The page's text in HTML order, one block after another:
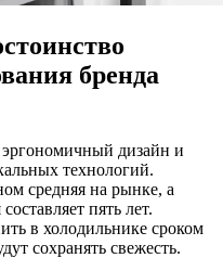
бренда
дизайн и
технологий.
средняя на рынке, а
пять лет.
в холодильнике сроком
сохранять свежесть.